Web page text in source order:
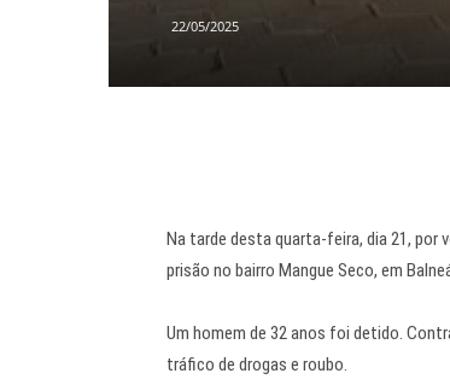
22/05/2025
Na tarde desta quarta-feira, dia 21, por
prisão no bairro Mangue Seco, em
Um homem de 32 anos foi detido.
tráfico de drogas e roubo.